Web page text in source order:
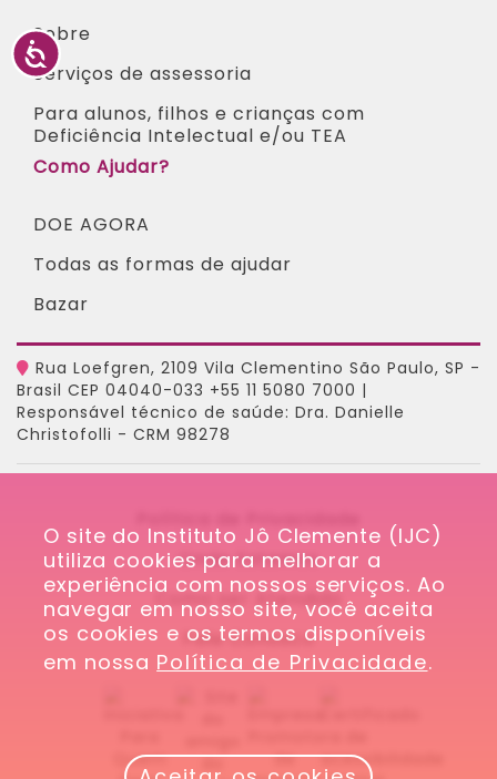
O site do Instituto Jô Clemente (IJC)
utiliza cookies para melhorar a
experiência com nossos serviços. Ao
navegar em nosso site, você aceita
os cookies e os termos disponíveis
em nossa Política de Privacidade.
Sobre
Serviços de assessoria
Para alunos, filhos e crianças com
Deficiência Intelectual e/ou TEA ​
Como Ajudar?
DOE AGORA
Todas as formas de ajudar
Bazar
Rua Loefgren, 2109 Vila Clementino São Paulo, SP -
Brasil CEP 04040-033 +55 11 5080 7000 |
Responsável técnico de saúde: Dra. Danielle
Christofolli - CRM 98278
Onde Estamos
Como ser Atendido
Fale Conosco